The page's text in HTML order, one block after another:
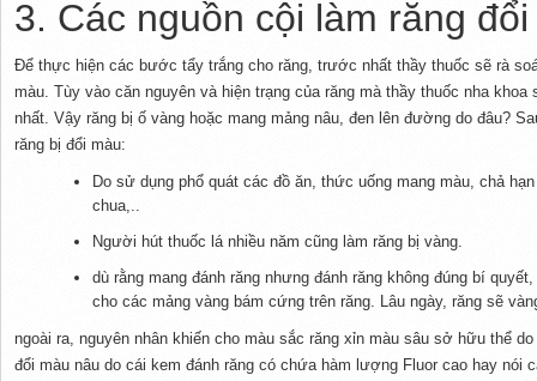
3. Các nguồn cội làm răng
Để thực hiện các bước tẩy trắng cho răng, trước nhất thầy thuốc sẽ rà
màu. Tùy vào căn nguyên và hiện trạng của răng mà thầy thuốc nha
nhất. Vậy răng bị ố vàng hoặc mang mảng nâu, đen lên đường do đâu?
răng bị đổi màu:
Do sử dụng phổ quát các đồ ăn, thức uống mang màu, chả
chua,..
Người hút thuốc lá nhiều năm cũng làm răng bị vàng.
dù rằng mang đánh răng nhưng đánh răng không đúng bí
cho các mảng vàng bám cứng trên răng. Lâu ngày, răng sẽ
ngoài ra, nguyên nhân khiến cho màu sắc răng xỉn màu sâu sở hữu thể
đổi màu nâu do cái kem đánh răng có chứa hàm lượng Fluor cao hay nói